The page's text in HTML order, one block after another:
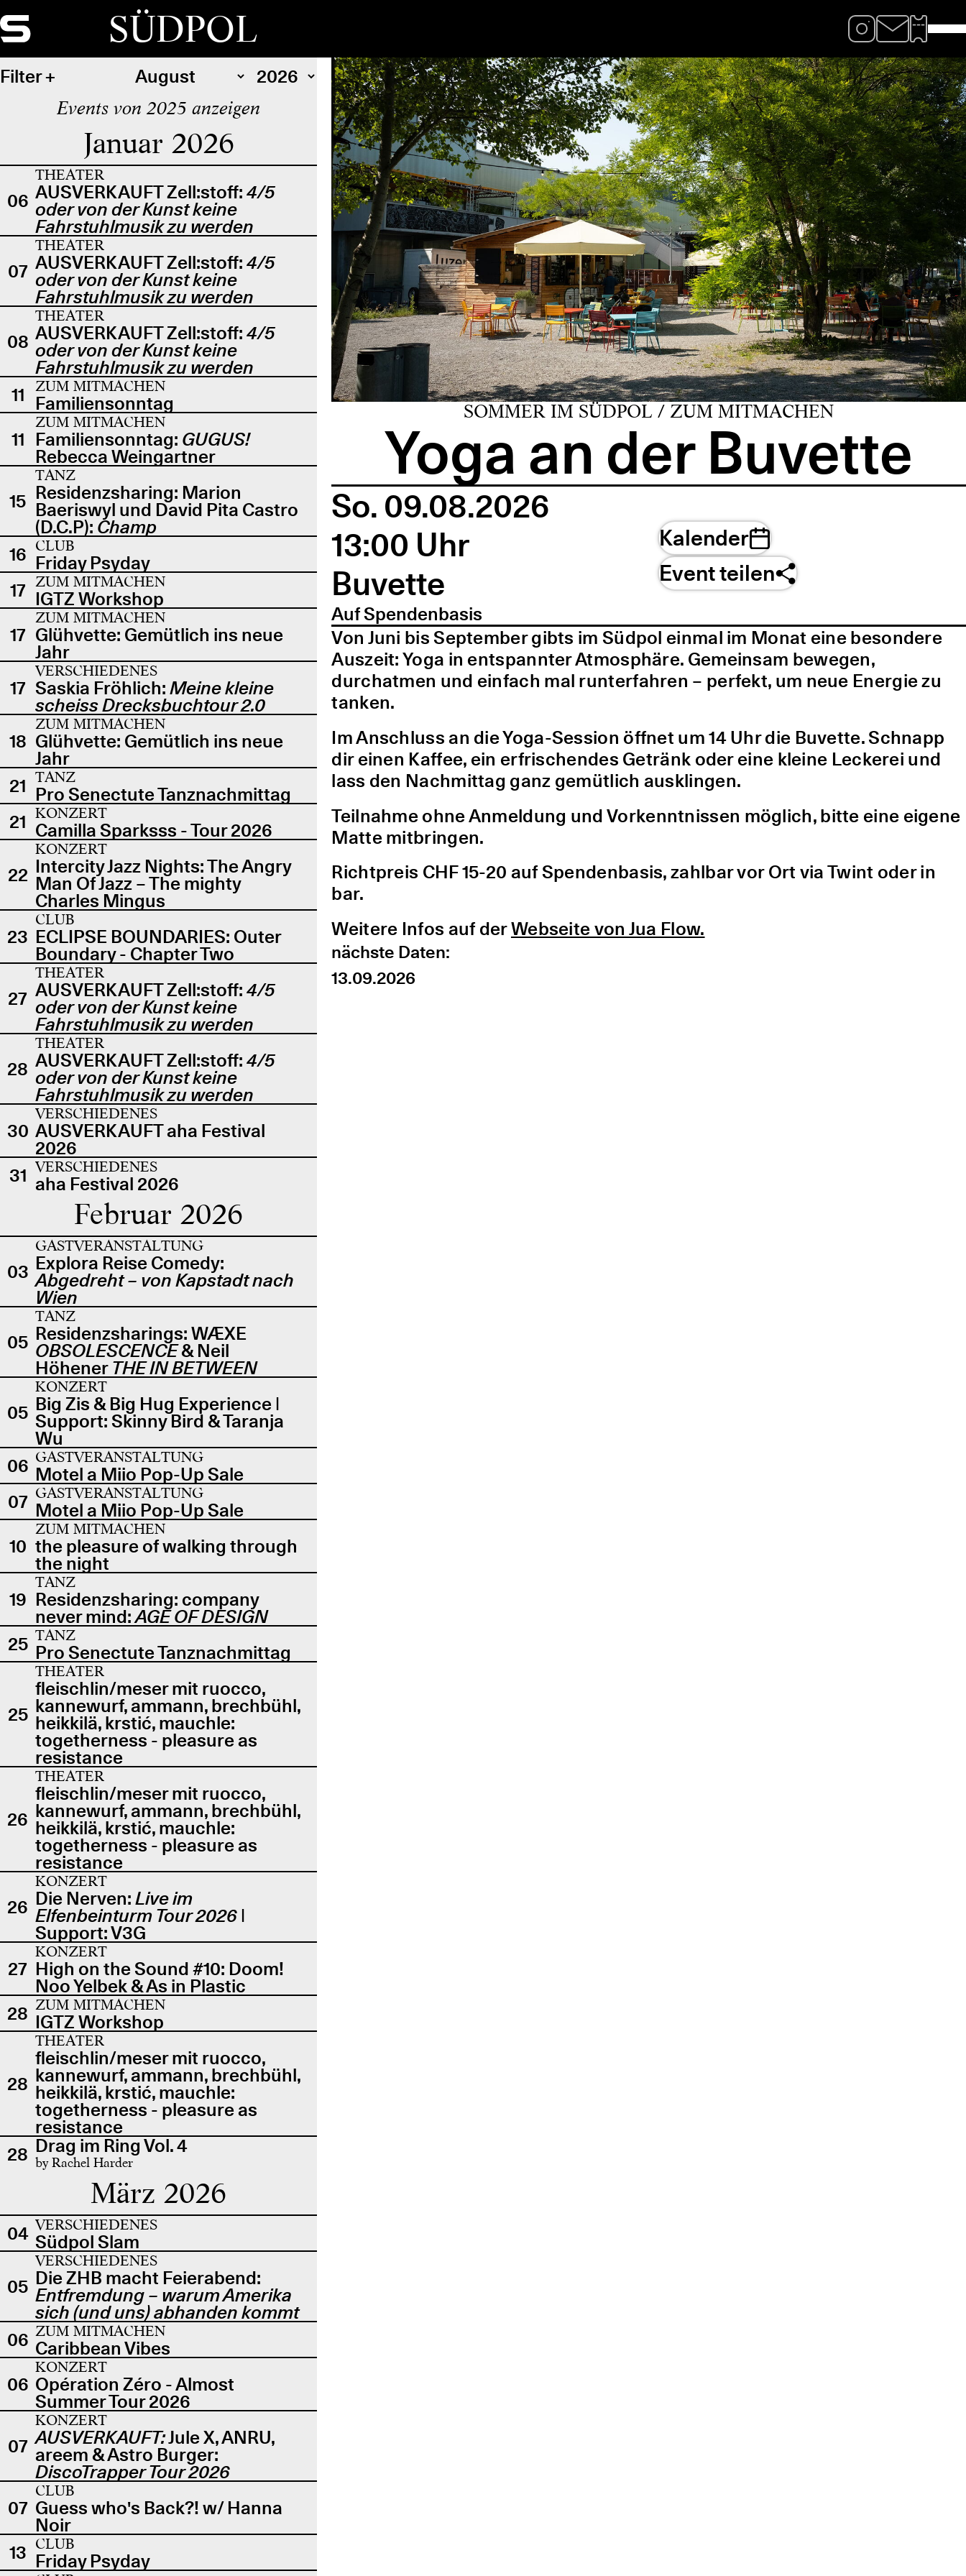
SÜDPOL
Filter
Events von 2025 anzeigen
Januar 2026
06
THEATER
AUSVERKAUFT Zell:stoff: 4/5
oder von der Kunst keine
Fahrstuhlmusik zu werden
07
THEATER
AUSVERKAUFT Zell:stoff: 4/5
oder von der Kunst keine
Fahrstuhlmusik zu werden
08
THEATER
AUSVERKAUFT Zell:stoff: 4/5
oder von der Kunst keine
Fahrstuhlmusik zu werden
11
ZUM MITMACHEN
Familiensonntag
11
ZUM MITMACHEN
Familiensonntag: GUGUS!
Rebecca Weingartner
15
TANZ
Residenzsharing: Marion
Baeriswyl und David Pita Castro
(D.C.P): Champ
16 CLUB
Friday Psyday
17 ZUM MITMACHEN
IGTZ Workshop
17
ZUM MITMACHEN
Glühvette: Gemütlich ins neue
Jahr
17
VERSCHIEDENES
Saskia Fröhlich: Meine kleine
scheiss Drecksbuchtour 2.0
18
ZUM MITMACHEN
Glühvette: Gemütlich ins neue
Jahr
21 TANZ
Pro Senectute Tanznachmittag
21 KONZERT
Camilla Sparksss - Tour 2026
22
KONZERT
Intercity Jazz Nights: The Angry
Man Of Jazz – The mighty
Charles Mingus
23
CLUB
ECLIPSE BOUNDARIES: Outer
Boundary - Chapter Two
27
THEATER
AUSVERKAUFT Zell:stoff: 4/5
oder von der Kunst keine
Fahrstuhlmusik zu werden
28
THEATER
AUSVERKAUFT Zell:stoff: 4/5
oder von der Kunst keine
Fahrstuhlmusik zu werden
30
VERSCHIEDENES
AUSVERKAUFT aha Festival
2026
31 VERSCHIEDENES
aha Festival 2026
Februar 2026
03
GASTVERANSTALTUNG
Explora Reise Comedy:
Abgedreht – von Kapstadt nach
Wien
05
TANZ
Residenzsharings: WÆXE
OBSOLESCENCE& Neil
Höhener THE IN BETWEEN
05
KONZERT
Big Zis & Big Hug Experience |
Support: Skinny Bird & Taranja
Wu
06 GASTVERANSTALTUNG
Motel a Miio Pop-Up Sale
07 GASTVERANSTALTUNG
Motel a Miio Pop-Up Sale
10
ZUM MITMACHEN
the pleasure of walking through
the night
19
TANZ
Residenzsharing: company
never mind:AGE OF DESIGN
25 TANZ
Pro Senectute Tanznachmittag
25
THEATER
fleischlin/meser mit ruocco,
kannewurf, ammann, brechbühl,
heikkilä, krstić, mauchle:
togetherness - pleasure as
resistance
26
THEATER
fleischlin/meser mit ruocco,
kannewurf, ammann, brechbühl,
heikkilä, krstić, mauchle:
togetherness - pleasure as
resistance
26
KONZERT
Die Nerven:Live im
Elfenbeinturm Tour 2026 |
Support: V3G
27
KONZERT
High on the Sound #10: Doom!
Noo Yelbek & As in Plastic
28 ZUM MITMACHEN
IGTZ Workshop
28
THEATER
fleischlin/meser mit ruocco,
kannewurf, ammann, brechbühl,
heikkilä, krstić, mauchle:
togetherness - pleasure as
resistance
28 Drag im Ring Vol. 4
by Rachel Harder
März 2026
04 VERSCHIEDENES
Südpol Slam
05
VERSCHIEDENES
Die ZHB macht Feierabend:
Entfremdung – warum Amerika
sich (und uns) abhanden kommt
06 ZUM MITMACHEN
Caribbean Vibes
06
KONZERT
Opération Zéro - Almost
Summer Tour 2026
07
KONZERT
AUSVERKAUFT:Jule X, ANRU,
areem & Astro Burger:
DiscoTrapper Tour 2026
07
CLUB
Guess who's Back?! w/ Hanna
Noir
13 CLUB
Friday Psyday
SOMMER IM SÜDPOL / ZUM MITMACHEN
Yoga an der Buvette
So. 09.08.2026
13:00 Uhr
Buvette
Auf Spendenbasis
Kalender
Event teilen
Von Juni bis September gibts im Südpol einmal im Monat eine besondere
Auszeit: Yoga in entspannter Atmosphäre. Gemeinsam bewegen,
durchatmen und einfach mal runterfahren – perfekt, um neue Energie zu
tanken.
Im Anschluss an die Yoga-Session öffnet um 14 Uhr die Buvette. Schnapp
dir einen Kaffee, ein erfrischendes Getränk oder eine kleine Leckerei und
lass den Nachmittag ganz gemütlich ausklingen.
Teilnahme ohne Anmeldung und Vorkenntnissen möglich, bitte eine eigene
Matte mitbringen.
Richtpreis CHF 15-20 auf Spendenbasis, zahlbar vor Ort via Twint oder in
bar.
Weitere Infos auf derWebseite von Jua Flow.
nächste Daten:
13.09.2026